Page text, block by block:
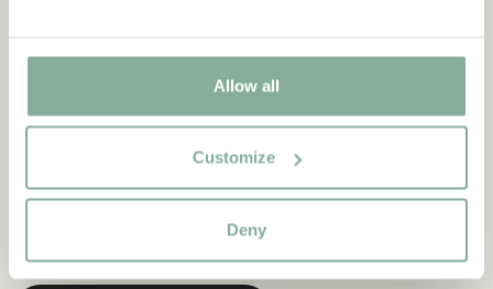
Allow all
Customize
Deny
Produkte, die Sie zurücksenden möchten, gemäß
Rücksendeanweisungen
zurücksenden.
Rücksendungen müssen gemäß
Rückgabebedingungen
zurückgesendet werden.
Wir akzeptieren keine Rücksendungen von Süßwaren. Wir
akzeptieren auch keine Rücksendungen von versiegelten
Produkten, wenn die Versiegelung gebrochen wurde oder das